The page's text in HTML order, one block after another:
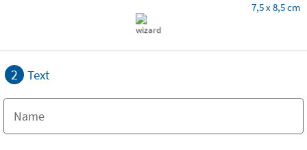
7,5 x 8,5 cm
2 Text